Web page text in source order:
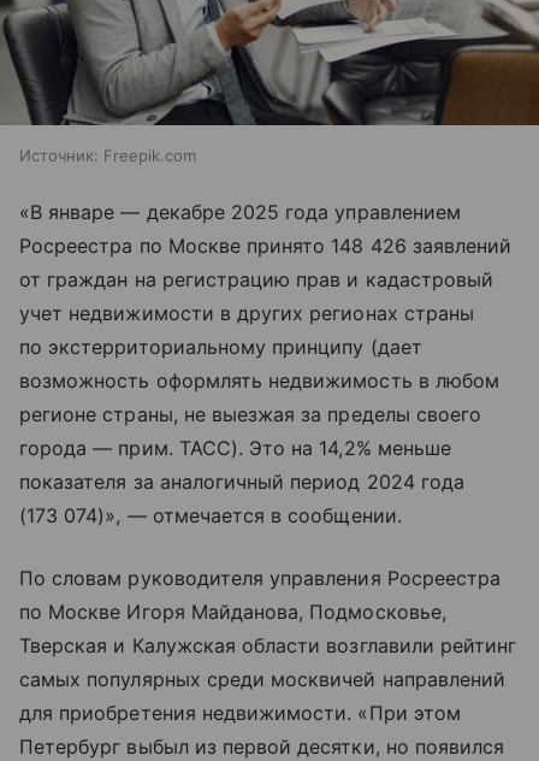
Источник: Freepik.com
«В январе — декабре 2025 года управлением
Росреестра по Москве принято 148 426 заявлений
от граждан на регистрацию прав и кадастровый
учет недвижимости в других регионах страны
по экстерриториальному принципу (дает
возможность оформлять недвижимость в любом
регионе страны, не выезжая за пределы своего
города — прим. ТАСС). Это на 14,2% меньше
показателя за аналогичный период 2024 года
(173 074)», — отмечается в сообщении.
По словам руководителя управления Росреестра
по Москве Игоря Майданова, Подмосковье,
Тверская и Калужская области возглавили рейтинг
самых популярных среди москвичей направлений
для приобретения недвижимости. «При этом
Петербург выбыл из первой десятки, но появился